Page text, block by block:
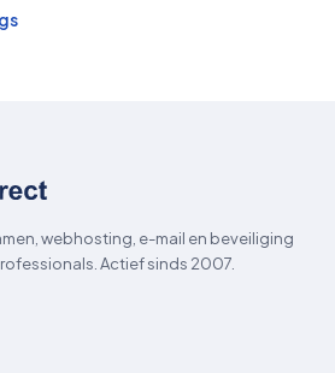
webhosting, e-mail en beveiliging
Actief sinds 2007.